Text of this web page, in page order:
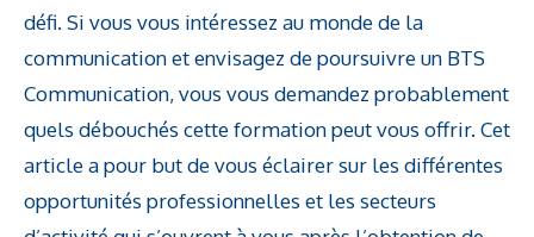
défi. Si vous vous intéressez au monde de la
communication et envisagez de poursuivre un BTS
Communication, vous vous demandez probablement
quels débouchés cette formation peut vous offrir. Cet
article a pour but de vous éclairer sur les différentes
opportunités professionnelles et les secteurs